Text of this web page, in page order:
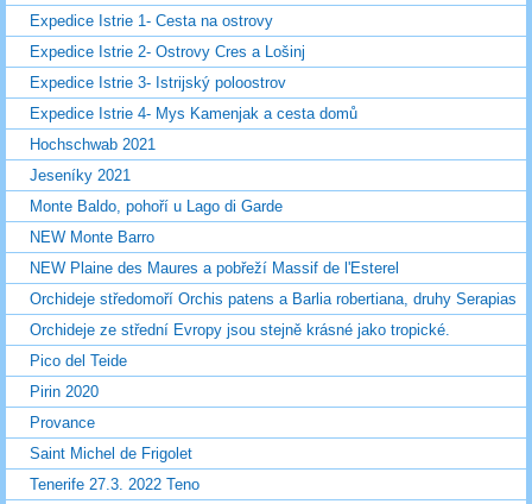
Expedice Istrie 1- Cesta na ostrovy
Expedice Istrie 2- Ostrovy Cres a Lošinj
Expedice Istrie 3- Istrijský poloostrov
Expedice Istrie 4- Mys Kamenjak a cesta domů
Hochschwab 2021
Jeseníky 2021
Monte Baldo, pohoří u Lago di Garde
NEW Monte Barro
NEW Plaine des Maures a pobřeží Massif de l'Esterel
Orchideje středomoří Orchis patens a Barlia robertiana, druhy Serapias
Orchideje ze střední Evropy jsou stejně krásné jako tropické.
Pico del Teide
Pirin 2020
Provance
Saint Michel de Frigolet
Tenerife 27.3. 2022 Teno